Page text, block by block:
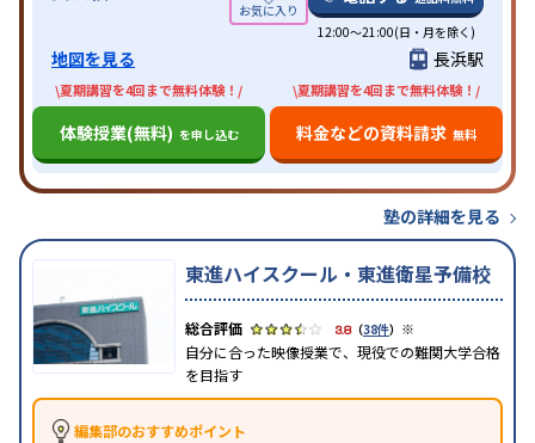
12:00～21:00(日・月を除く)
地図を見る 長浜駅
\夏期講習を4回まで無料体験！/
体験授業(無料) を申し込む
\夏期講習を4回まで無料体験！/
料金などの資料請求 無料
塾の詳細を見る
東進ハイスクール・東進衛星予備校
3.8（38件） ※
自分に合った映像授業で、現役での難関大学合格
を目指す
編集部のおすすめポイント